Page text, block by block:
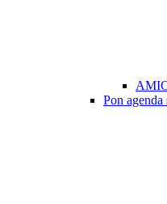
Pon